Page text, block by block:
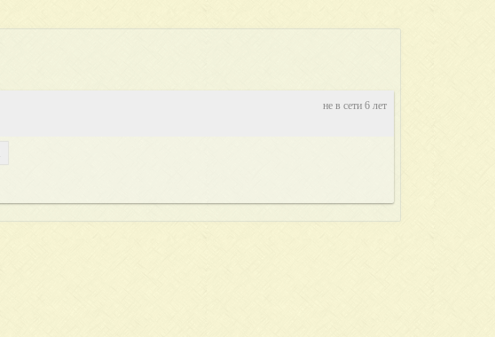
не в сети 6 лет